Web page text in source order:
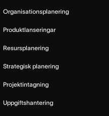
Organisationsplanering
Produktlanseringar
Resursplanering
Strategisk planering
Projektintagning
Uppgiftshantering